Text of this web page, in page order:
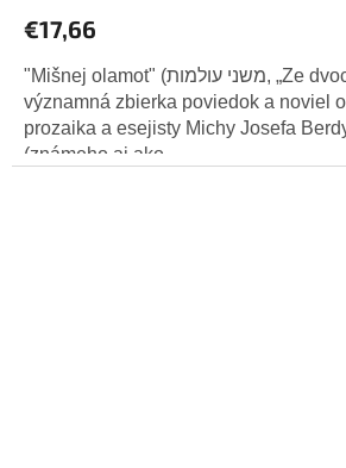
€17,66
"Mišnej olamot" (משני עולמות, „Ze dvoch svetov") je
významná zbierka poviedok a noviel
prozaika a esejisty Michy Josefa
(známeho aj ako...